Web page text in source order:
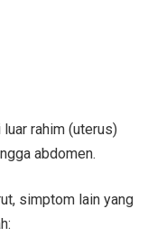
rahim (uterus)
abdomen.
simptom lain yang